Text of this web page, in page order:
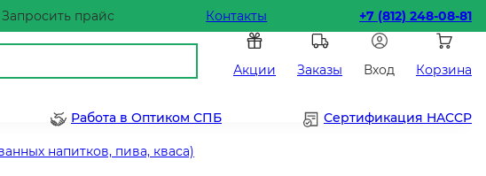
Запросить прайс Контакты +7 (812) 248-08-81
Акции Заказы Вход Корзина
Работа в Оптиком СПБ Сертификация HACCP
напитков, пива, кваса)